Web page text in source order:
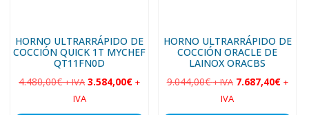
HORNO ULTRARRÁPIDO DE
COCCIÓN QUICK 1T MYCHEF
QT11FN0D
4.480,00€ + IVA 3.584,00€ +
IVA
HORNO ULTRARRÁPIDO DE
COCCIÓN ORACLE DE
LAINOX ORACBS
9.044,00€ + IVA 7.687,40€ +
IVA